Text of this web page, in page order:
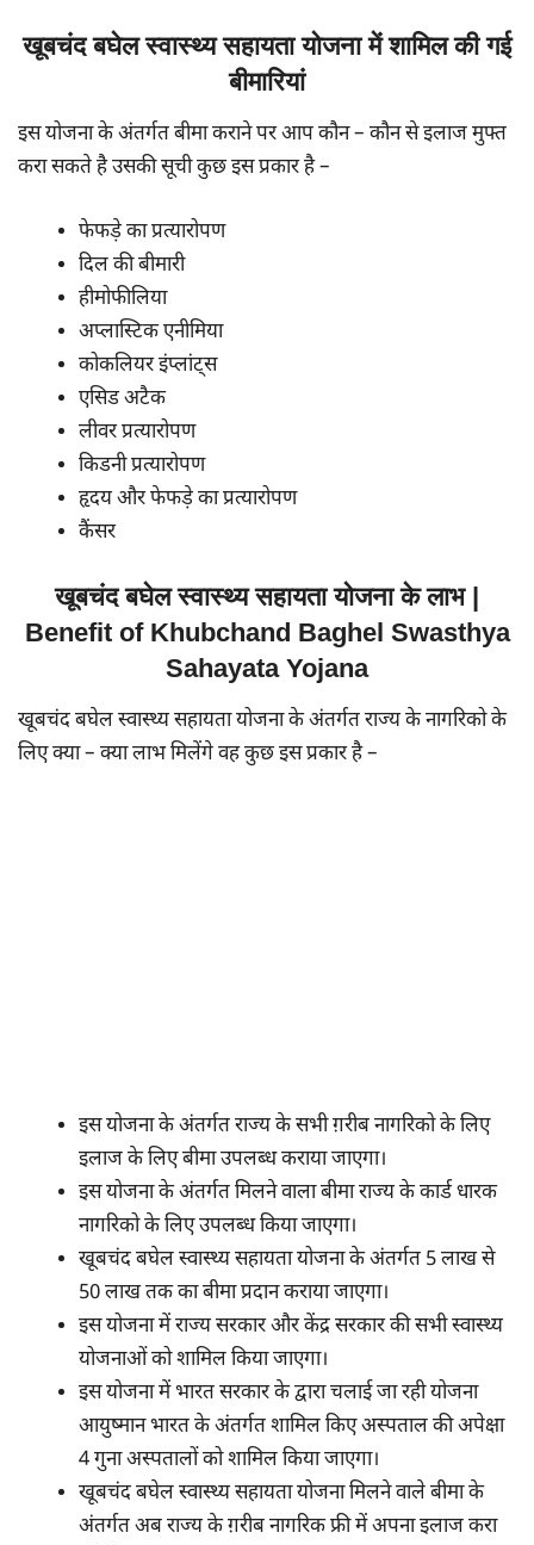
खूबचंद बघेल स्वास्थ्य सहायता योजना में शामिल की गई
बीमारियां
इस योजना के अंतर्गत बीमा कराने पर आप कौन – कौन से इलाज मुफ्त
करा सकते है उसकी सूची कुछ इस प्रकार है –
फेफड़े का प्रत्यारोपण
दिल की बीमारी
हीमोफीलिया
अप्लास्टिक एनीमिया
कोकलियर इंप्लांट्स
एसिड अटैक
लीवर प्रत्यारोपण
किडनी प्रत्यारोपण
हृदय और फेफड़े का प्रत्यारोपण
कैंसर
खूबचंद बघेल स्वास्थ्य सहायता योजना के लाभ |
Benefit of Khubchand Baghel Swasthya
Sahayata Yojana
खूबचंद बघेल स्वास्थ्य सहायता योजना के अंतर्गत राज्य के नागरिको के
लिए क्या – क्या लाभ मिलेंगे वह कुछ इस प्रकार है –
इस योजना के अंतर्गत राज्य के सभी ग़रीब नागरिको के लिए
इलाज के लिए बीमा उपलब्ध कराया जाएगा।
इस योजना के अंतर्गत मिलने वाला बीमा राज्य के कार्ड धारक
नागरिको के लिए उपलब्ध किया जाएगा।
खूबचंद बघेल स्वास्थ्य सहायता योजना के अंतर्गत 5 लाख से
50 लाख तक का बीमा प्रदान कराया जाएगा।
इस योजना में राज्य सरकार और केंद्र सरकार की सभी स्वास्थ्य
योजनाओं को शामिल किया जाएगा।
इस योजना में भारत सरकार के द्वारा चलाई जा रही योजना
आयुष्मान भारत के अंतर्गत शामिल किए अस्पताल की अपेक्षा
4 गुना अस्पतालों को शामिल किया जाएगा।
खूबचंद बघेल स्वास्थ्य सहायता योजना मिलने वाले बीमा के
अंतर्गत अब राज्य के ग़रीब नागरिक फ्री में अपना इलाज करा